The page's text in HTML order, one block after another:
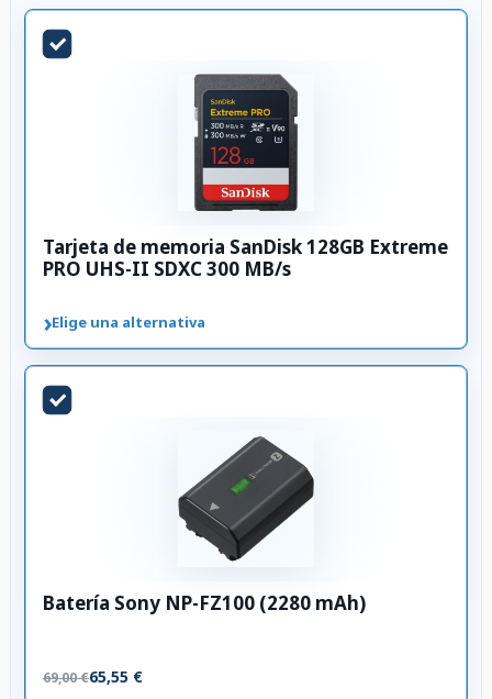
Tarjeta de memoria SanDisk 128GB Extreme
PRO UHS-II SDXC 300 MB/s
›Elige una alternativa
Batería Sony NP-FZ100 (2280 mAh)
69,00 €65,55 €